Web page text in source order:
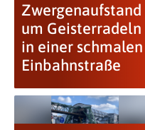
Zwergenaufstand
um Geisterradeln
in einer schmalen
Einbahnstraße